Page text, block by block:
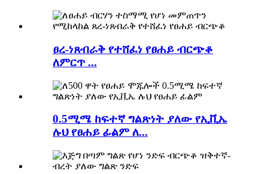
ፀረ-ነጸብራቅ የተሸፈነ የፀሐይ ብርጭቆ
ለምርጥ ...
0.5ሚሜ ከፍተኛ ግልጽነት ያለው የኢቪኤ
ሉህ የፀሐይ ፊልም ለ...